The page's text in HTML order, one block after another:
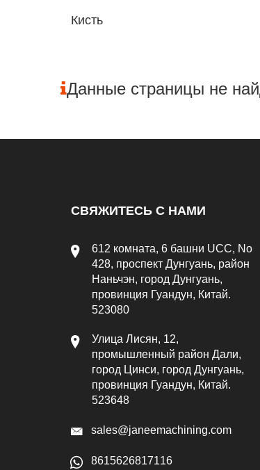
Кисть
Данные страницы не
СВЯЖИТЕСЬ С НАМИ
612 комната, 6 башни UCC, No
428, проспект Дунгуань, район
Наньчэн, город Дунгуань,
провинция Гуандун, Китай.
523080
Улица Лисян, 12,
промышленный район Дали,
город Цинси, город Дунгуань,
провинция Гуандун, Китай.
523648
sales@janeemachining.com
8615626817116